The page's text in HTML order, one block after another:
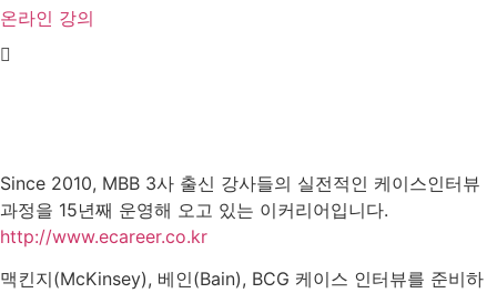
온라인 강의
Since 2010, MBB 3사 출신 강사들의 실전적인 케이스인터뷰
과정을 15년째 운영해 오고 있는 이커리어입니다.
http://www.ecareer.co.kr
맥킨지(McKinsey), 베인(Bain), BCG 케이스 인터뷰를 준비하